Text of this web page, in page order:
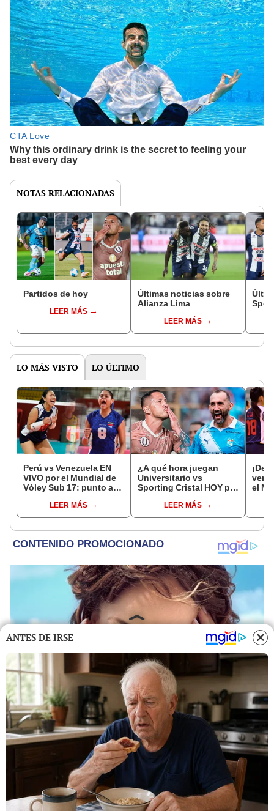
NOTAS RELACIONADAS
Partidos de hoy
LEER MÁS
Últimas noticias sobre
Alianza Lima
LEER MÁS
LO MÁS VISTO LO ÚLTIMO
Perú vs Venezuela EN
VIVO por el Mundial de
Vóley Sub 17: punto a
LEER MÁS
¿A qué hora juegan
Universitario vs
Sporting Cristal HOY por
Liga 1 2026?
LEER MÁS
el
ANTES DE IRSE